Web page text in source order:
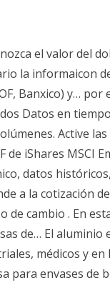
el valor del
la informaicon
Banxico) y… por
Datos en
Active
iShares MSCI
datos
a la cotización
de cambio . En
de… El aluminio
médicos y en
para envases de